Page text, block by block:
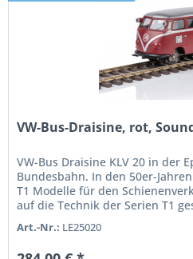
VW-Bus-Draisine, rot,
VW-Bus Draisine KLV 20 in der
Bundesbahn. In den 50er-
T1 Modelle für den
auf die Technik der Serien T1
Art.-Nr.: LE25020